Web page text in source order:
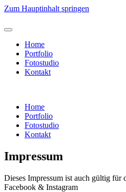
Zum Hauptinhalt springen
Home
Portfolio
Fotostudio
Kontakt
Home
Portfolio
Fotostudio
Kontakt
Impressum
Dieses Impressum ist auch gültig für
Facebook & Instagram